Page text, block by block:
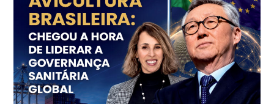
Ovo Vermelho - Regional
Grande São Paulo (SP)
R$ 153,38
cx
Ovo Vermelho - Regional
Vermelho